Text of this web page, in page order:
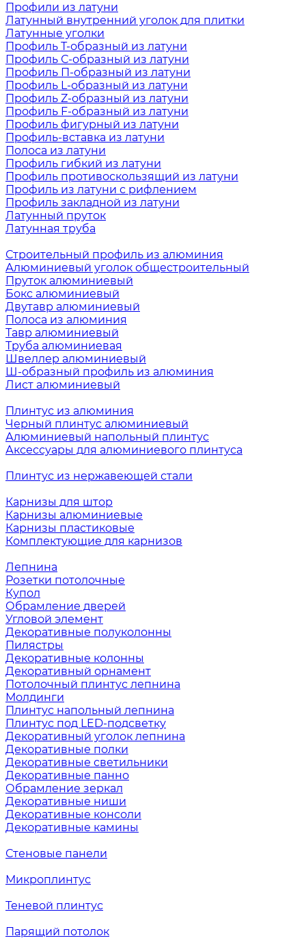
Профили из латуни
Латунный внутренний уголок для плитки
Латунные уголки
Профиль Т-образный из латуни
Профиль С-образный из латуни
Профиль П-образный из латуни
Профиль L-образный из латуни
Профиль Z-образный из латуни
Профиль F-образный из латуни
Профиль фигурный из латуни
Профиль-вставка из латуни
Полоса из латуни
Профиль гибкий из латуни
Профиль противоскользящий из латуни
Профиль из латуни с рифлением
Профиль закладной из латуни
Латунный пруток
Латунная труба
Строительный профиль из алюминия
Алюминиевый уголок общестроительный
Пруток алюминиевый
Бокс алюминиевый
Двутавр алюминиевый
Полоса из алюминия
Тавр алюминиевый
Труба алюминиевая
Швеллер алюминиевый
Ш-образный профиль из алюминия
Лист алюминиевый
Плинтус из алюминия
Черный плинтус алюминиевый
Алюминиевый напольный плинтус
Аксессуары для алюминиевого плинтуса
Плинтус из нержавеющей стали
Карнизы для штор
Карнизы алюминиевые
Карнизы пластиковые
Комплектующие для карнизов
Лепнина
Розетки потолочные
Купол
Обрамление дверей
Угловой элемент
Декоративные полуколонны
Пилястры
Декоративные колонны
Декоративный орнамент
Потолочный плинтус лепнина
Молдинги
Плинтус напольный лепнина
Плинтус под LED-подсветку
Декоративный уголок лепнина
Декоративные полки
Декоративные светильники
Декоративные панно
Обрамление зеркал
Декоративные ниши
Декоративные консоли
Декоративные камины
Стеновые панели
Микроплинтус
Теневой плинтус
Парящий потолок